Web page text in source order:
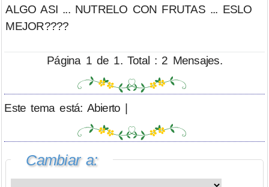
ALGO ASI ... NUTRELO CON FRUTAS ... ESLO
MEJOR????
Página 1 de 1. Total : 2 Mensajes.
Este tema está: Abierto |
Cambiar a: